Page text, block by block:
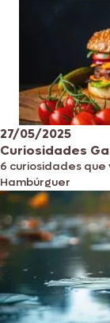
27/05/2025
Curiosidades
6 curiosidades
Hambúrguer